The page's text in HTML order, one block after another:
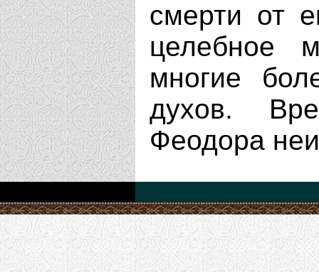
смерти от
целебное
многие
духов.
Феодора